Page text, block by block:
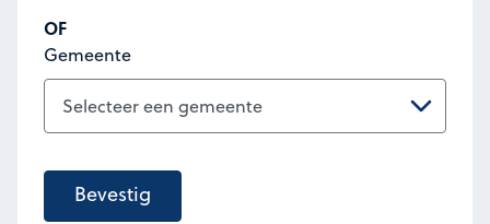
OF
Gemeente
Bevestig